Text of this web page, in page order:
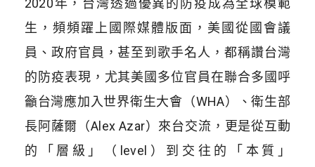
2020年，台灣透過優異的防疫成為全球模範
生，頻頻躍上國際媒體版面，美國從國會議
員、政府官員，甚至到歌手名人，都稱讚台灣
的防疫表現，尤其美國多位官員在聯合多國呼
籲台灣應加入世界衛生大會（WHA）、衛生部
長阿薩爾（Alex Azar）來台交流，更是從互動
的「層級」（level）到交往的「本質」